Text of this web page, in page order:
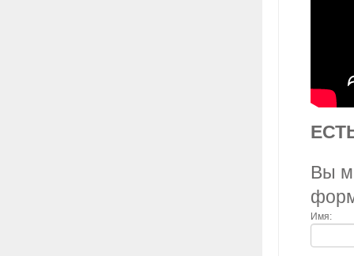
Вы
Имя: